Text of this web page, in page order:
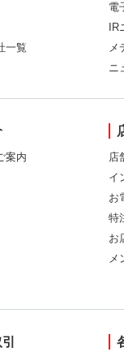
一覧
電
メ
ニ
案内
店
イ
お
特
お
メ